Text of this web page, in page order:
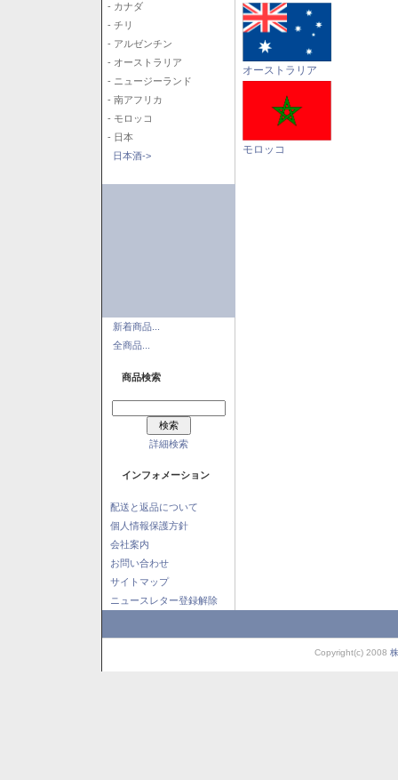
- カナダ
- チリ
- アルゼンチン
- オーストラリア
- ニュージーランド
- 南アフリカ
- モロッコ
- 日本
日本酒->
新着商品...
全商品...
商品検索
詳細検索
インフォメーション
配送と返品について
個人情報保護方針
会社案内
お問い合わせ
サイトマップ
ニュースレター登録解除
オーストラリア
モロッコ
Copyright(c) 2008